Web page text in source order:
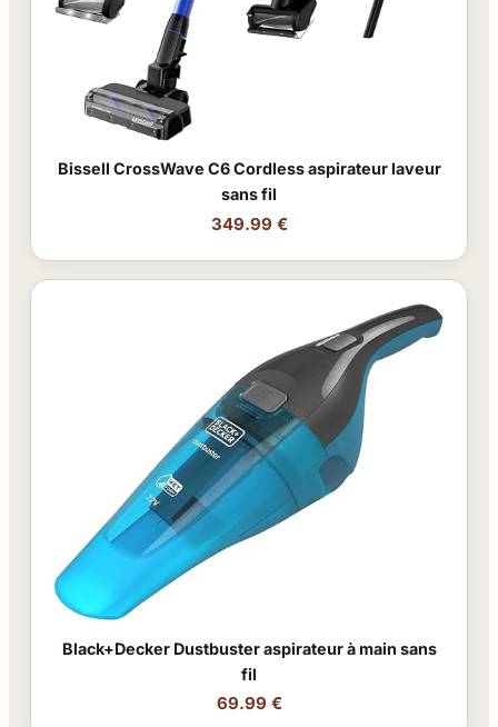
Bissell CrossWave C6 Cordless aspirateur laveur
sans fil
349.99 €
Black+Decker Dustbuster aspirateur à main sans
fil
69.99 €